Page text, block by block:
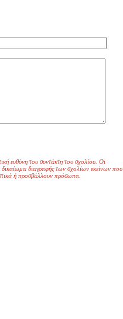
ευθύνη του συντάκτη του σχολίου. Οι
δικαίωμα διαγραφής των σχολίων εκείνων που
ή προσβάλλουν πρόσωπα.